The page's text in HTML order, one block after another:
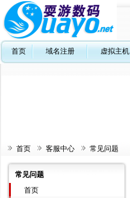
首页 域名注册 虚拟主机
首页 客服中心 常见问题
常见问题
首页